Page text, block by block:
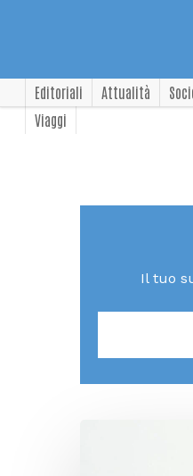
Editoriali Attualità
Viaggi
Il tuo